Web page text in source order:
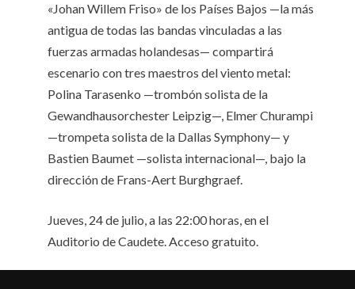
«Johan Willem Friso» de los Países Bajos —la más
antigua de todas las bandas vinculadas a las
fuerzas armadas holandesas— compartirá
escenario con tres maestros del viento metal:
Polina Tarasenko —trombón solista de la
Gewandhausorchester Leipzig—, Elmer Churampi
—trompeta solista de la Dallas Symphony— y
Bastien Baumet —solista internacional—, bajo la
dirección de Frans-Aert Burghgraef.
Jueves, 24 de julio, a las 22:00 horas, en el
Auditorio de Caudete. Acceso gratuito.